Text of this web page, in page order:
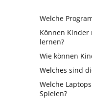
Welche
Können Kinder
lernen?
Wie können
Welches sind
Welche
Spielen?